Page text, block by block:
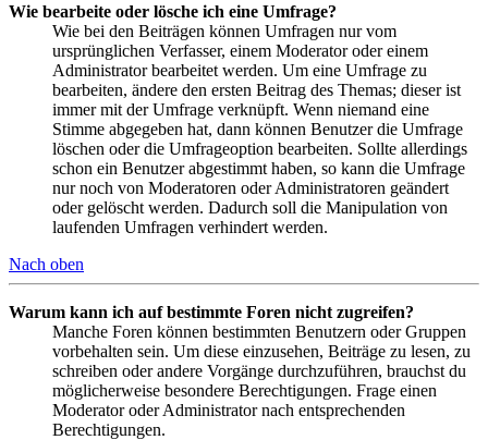
Wie bearbeite oder lösche ich eine Umfrage?
Wie bei den Beiträgen können Umfragen nur vom
ursprünglichen Verfasser, einem Moderator oder einem
Administrator bearbeitet werden. Um eine Umfrage zu
bearbeiten, ändere den ersten Beitrag des Themas; dieser ist
immer mit der Umfrage verknüpft. Wenn niemand eine
Stimme abgegeben hat, dann können Benutzer die Umfrage
löschen oder die Umfrageoption bearbeiten. Sollte allerdings
schon ein Benutzer abgestimmt haben, so kann die Umfrage
nur noch von Moderatoren oder Administratoren geändert
oder gelöscht werden. Dadurch soll die Manipulation von
laufenden Umfragen verhindert werden.
Nach oben
Warum kann ich auf bestimmte Foren nicht zugreifen?
Manche Foren können bestimmten Benutzern oder Gruppen
vorbehalten sein. Um diese einzusehen, Beiträge zu lesen, zu
schreiben oder andere Vorgänge durchzuführen, brauchst du
möglicherweise besondere Berechtigungen. Frage einen
Moderator oder Administrator nach entsprechenden
Berechtigungen.